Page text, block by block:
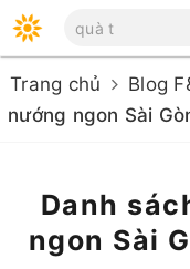
Trang chủ Blog
nướng ngon Sài
Danh
ngon Sài